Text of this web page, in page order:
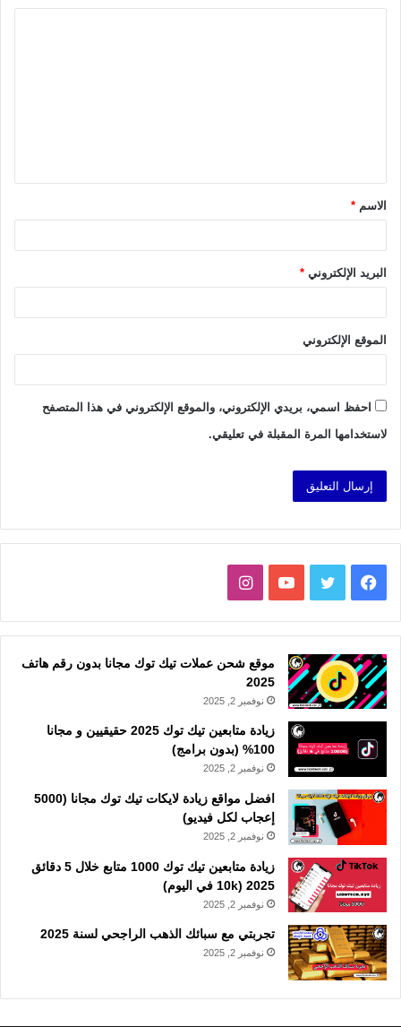
ق
*الاسم *
البريد الإلكتروني *
الموقع الإلكتروني
احفظ اسمي، بريدي الإلكتروني، والموقع الإلكتروني في هذا المتصفح
لاستخدامها المرة المقبلة في تعليقي.
فيسبوك تويتر يوتيوبانستقرام
موقع شحن عملات تيك توك مجانا بدون رقم هاتف
2025
نوفمبر 2, 2025
زيادة متابعين تيك توك 2025 حقيقيين و مجانا
100% (بدون برامج)
نوفمبر 2, 2025
افضل مواقع زيادة لايكات تيك توك مجانا (5000
إعجاب لكل فيديو)
نوفمبر 2, 2025
زيادة متابعين تيك توك 1000 متابع خلال 5 دقائق
2025 (10k في اليوم)
نوفمبر 2, 2025
تجربتي مع سبائك الذهب الراجحي لسنة 2025
نوفمبر 2, 2025